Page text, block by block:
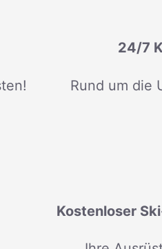
24/7
Rund um die
Kostenloser